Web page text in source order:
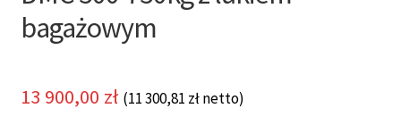
bagażowym
13 900,00 zł (11 300,81 złnetto)